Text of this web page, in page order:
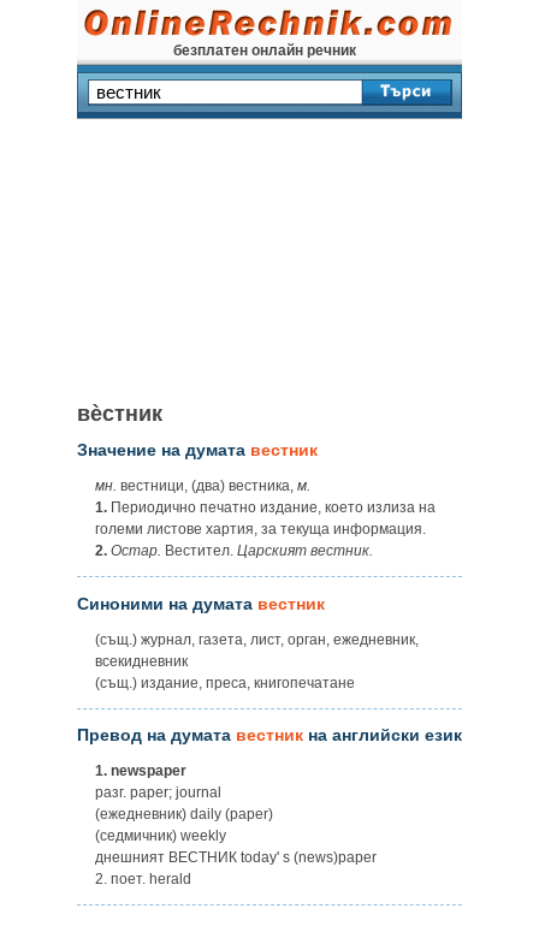
безплатен онлайн речник
вѐстник
Значение на думата вестник
мн. вестници, (два) вестника, м.
1. Периодично печатно издание, което излиза на
големи листове хартия, за текуща информация.
2. Остар. Вестител. Царският вестник.
Синоними на думата вестник
(същ.) журнал, газета, лист, орган, ежедневник,
всекидневник
(същ.) издание, преса, книгопечатане
Превод на думата вестник на английски език
1. newspaper
разг. paper; journal
(ежедневник) daily (paper)
(седмичник) weekly
днешният ВЕСТНИК today' s (news)paper
2. поет. herald